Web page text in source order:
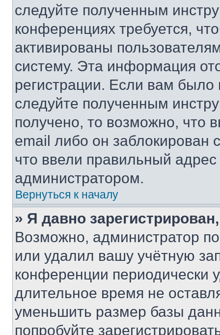
следуйте полученным
конференциях требуется,
активированы
систему. Эта информация
регистрации. Если вам
следуйте полученным
получено, то возможно, что
email либо он
что ввели правильный адрес
администратором.
Вернуться к началу
» Я давно
Возможно, администратор
или удалил вашу учётную
конференции периодически
длительное время не
уменьшить размер базы
попробуйте